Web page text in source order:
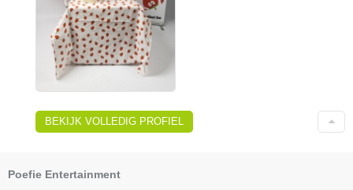
BEKIJK VOLLEDIG PROFIEL
Poefie Entertainment